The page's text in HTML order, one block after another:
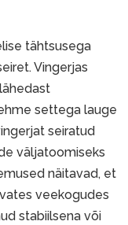
tähtsusega
Vingerjas
settega lauge
seiratud
väljatoomiseks
näitavad, et
veekogudes
stabiilsena või